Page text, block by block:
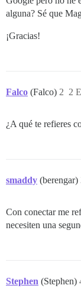
alguna? Sé que
¡Gracias!
Falco (Falco) 2
2
¿A qué te refieres
smaddy (berengar)
Con conectar me
necesiten una
Stephen (Stephen)